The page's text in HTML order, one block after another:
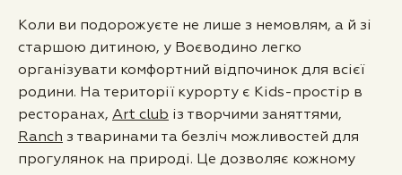
Коли ви подорожуєте не лише з немовлям, а й зі
старшою дитиною, у Воєводино легко
організувати комфортний відпочинок для всієї
родини. На території курорту є Kids-простір в
ресторанах, Art club із творчими заняттями,
Ranch з тваринами та безліч можливостей для
прогулянок на природі. Це дозволяє кожному